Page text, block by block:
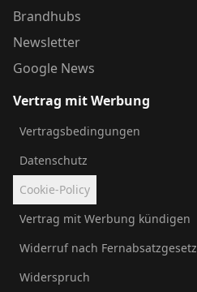
Brandhubs
Newsletter
Google News
Vertrag mit Werbung
Vertragsbedingungen
Datenschutz
Cookie-Policy
Vertrag mit Werbung kündigen
Widerruf nach Fernabsatzgesetz
Widerspruch